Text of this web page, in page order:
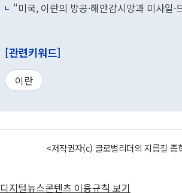
"미국, 이란의 방공·해안감시망과 미사일
[관련키워드]
이란
<저작권자(c) 글로벌리더의 지름길
디지털뉴스콘텐츠 이용규칙 보기